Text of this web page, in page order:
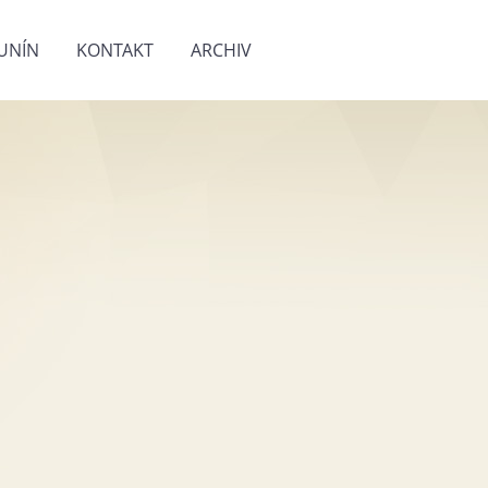
KONTAKT ARCHIV